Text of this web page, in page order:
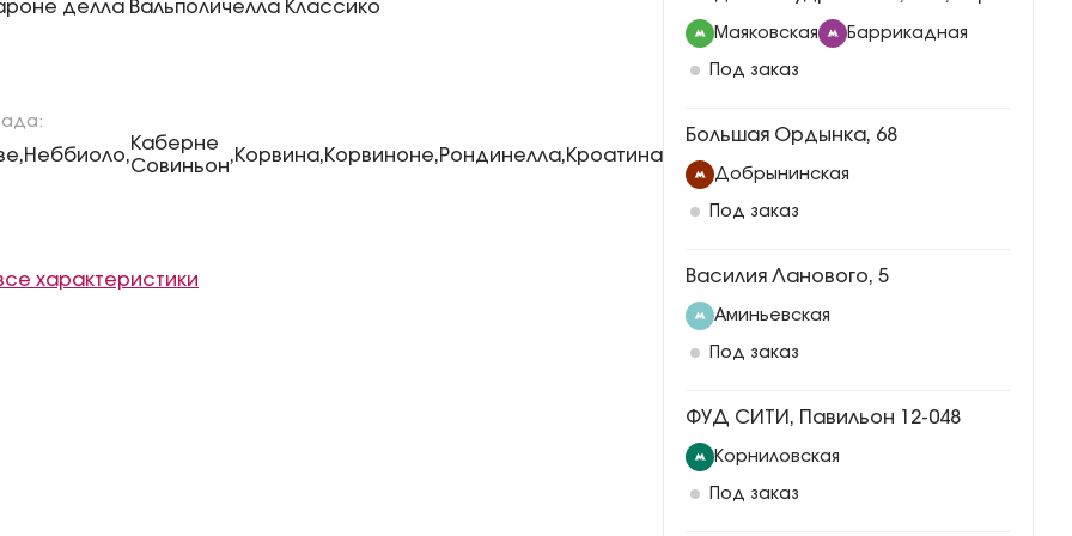
делла Вальполичелла Классико
,Неббиоло,
Каберне
Совиньон
,Корвина,Корвиноне,Рондинелла,Кроатина
характеристики
Маяковская Баррикадная
Под заказ
Большая Ордынка, 68
Добрынинская
Под заказ
Василия Ланового, 5
Аминьевская
Под заказ
ФУД СИТИ, Павильон 12-048
Корниловская
Под заказ